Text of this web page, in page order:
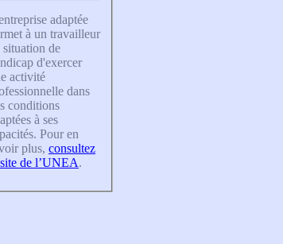
adaptée
à un travailleur
situation de
d'exercer
activité
dans
conditions
à ses
Pour en
plus, consultez
de l’UNEA.